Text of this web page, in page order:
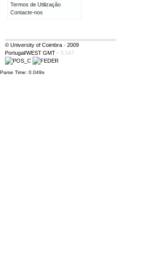
Termos de Utilização
Contacte-nos
© University of Coimbra · 2009
Portugal/WEST GMT · S:147
Parse Time: 0.049s